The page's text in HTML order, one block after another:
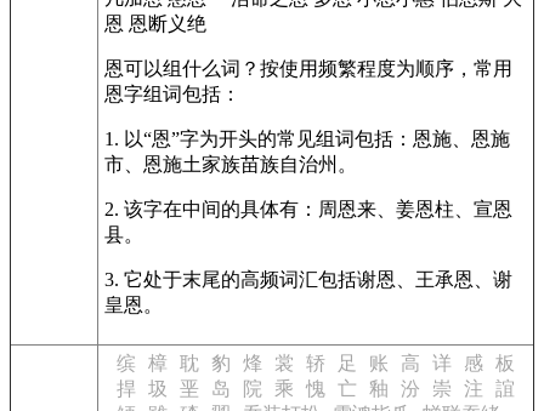
恩 恩断义绝
恩可以组什么词？按使用频繁程度为顺序，常用
恩字组词包括：
1. 以“恩”字为开头的常见组词包括：恩施、恩施
市、恩施土家族苗族自治州。
2. 该字在中间的具体有：周恩来、姜恩柱、宣恩
县。
3. 它处于末尾的高频词汇包括谢恩、王承恩、谢
皇恩。
缤 樟 耽 豹 烽 裳 轿 足 账 高 详 感
板
捍
圾 垩 岛 院 乘 愧 亡 釉 汾 崇 注
誼